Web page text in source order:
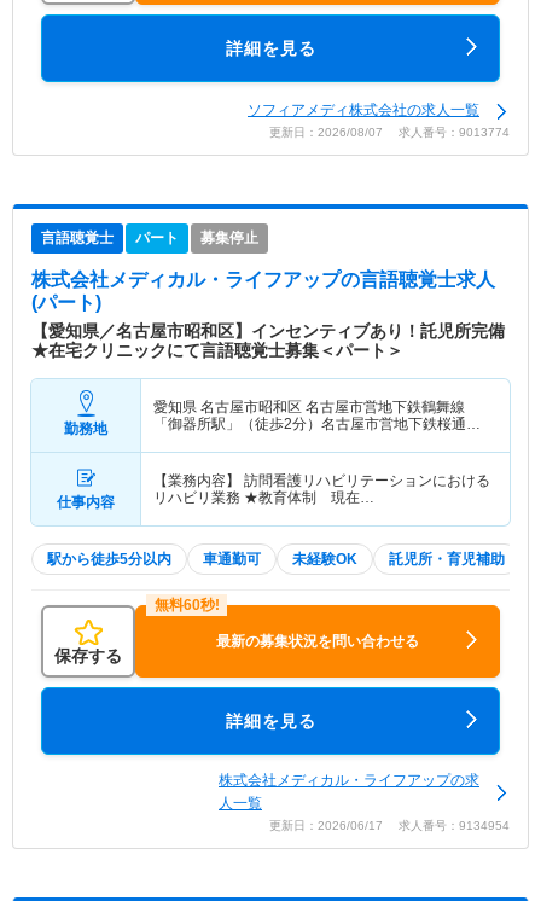
詳細を見る
ソフィアメディ株式会社の求人一覧
更新日：2026/08/07 求人番号：9013774
言語聴覚士 パート 募集停止
株式会社メディカル・ライフアップの言語聴覚士求人
(パート)
【愛知県／名古屋市昭和区】インセンティブあり！託児所完備
★在宅クリニックにて言語聴覚士募集＜パート＞
勤務地
愛知県 名古屋市昭和区 名古屋市営地下鉄鶴舞線
「御器所駅」（徒歩2分）名古屋市営地下鉄桜通線
仕事内容
【業務内容】 訪問看護リハビリテーションにおける
リハビリ業務 ★教育体制 現在…
駅から徒歩5分以内 車通勤可 未経験OK 託児所・育児補助
保存する
最新の募集状況を問い合わせる
詳細を見る
株式会社メディカル・ライフアップの求
人一覧
更新日：2026/06/17 求人番号：9134954